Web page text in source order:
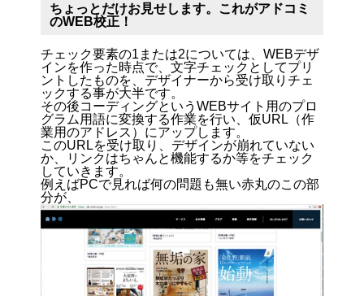
ちょっとだけお見せします。これがアドコミ
のWEB校正！
チェック要素の1または2については、WEBデザ
インを作った時点で、文字チェックとしてプリ
ントしたものを、デザイナーから受け取りチェ
ックする事が大半です。
その後コーディングというWEBサイト用のプロ
グラム用語に変換する作業を行い、仮URL（作
業用のアドレス）にアップします。
このURLを受け取り、デザインが崩れていない
か、リンクはちゃんと機能するか等をチェック
していきます。
例えばPCで見れば何の問題も無い赤丸のこの部
分が、